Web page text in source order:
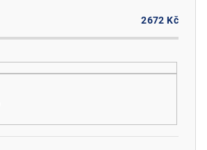
2672 Kč